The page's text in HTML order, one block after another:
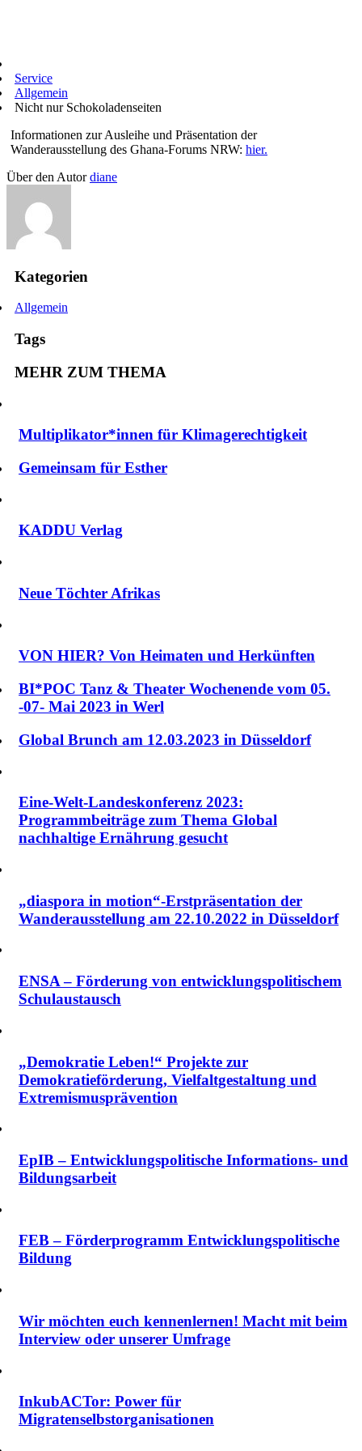
Service
Allgemein
Nicht nur Schokoladenseiten
Informationen zur Ausleihe und Präsentation der
Wanderausstellung des Ghana-Forums NRW: hier.
Über den Autordiane
Kategorien
Allgemein
Tags
MEHR ZUM THEMA
Multiplikator*innen für Klimagerechtigkeit
Gemeinsam für Esther
KADDU Verlag
Neue Töchter Afrikas
VON HIER? Von Heimaten und Herkünften
BI*POC Tanz & Theater Wochenende vom 05.
-07- Mai 2023 in Werl
Global Brunch am 12.03.2023 in Düsseldorf
Eine-Welt-Landeskonferenz 2023:
Programmbeiträge zum Thema Global
nachhaltige Ernährung gesucht
„diaspora in motion“-Erstpräsentation der
Wanderausstellung am 22.10.2022 in Düsseldorf
ENSA – Förderung von entwicklungspolitischem
Schulaustausch
„Demokratie Leben!“ Projekte zur
Demokratieförderung, Vielfalt­gestaltung und
Extremismus­prävention
EpIB – Entwicklungspolitische Informations- und
Bildungsarbeit
FEB – Förderprogramm Entwicklungspolitische
Bildung
Wir möchten euch kennenlernen! Macht mit beim
Interview oder unserer Umfrage
InkubACTor: Power für
Migratenselbstorganisationen